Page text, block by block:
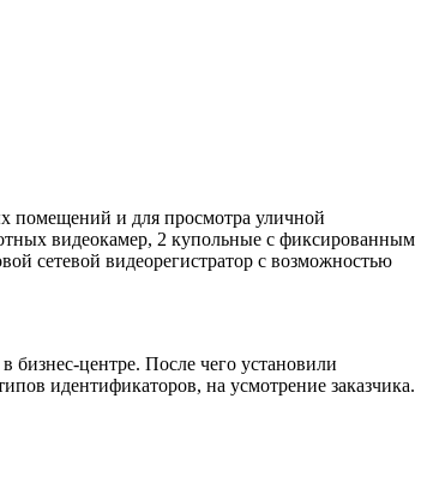
помещений и для просмотра уличной
видеокамер, 2 купольные с фиксированным
сетевой видеорегистратор с возможностью
центре. После чего установили
идентификаторов, на усмотрение заказчика.